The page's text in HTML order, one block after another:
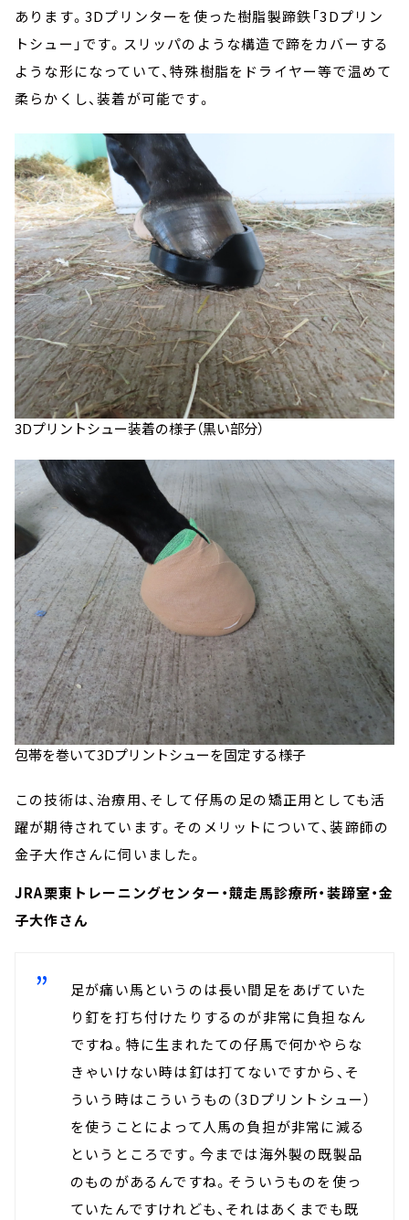
あります。3Dプリンターを使った樹脂製蹄鉄「3Dプリン
トシュー」です。スリッパのような構造で蹄をカバーする
ような形になっていて、特殊樹脂をドライヤー等で温めて
柔らかくし、装着が可能です。
3Dプリントシュー装着の様子（黒い部分）
包帯を巻いて3Dプリントシューを固定する様子
この技術は、治療用、そして仔馬の足の矯正用としても活
躍が期待されています。そのメリットについて、装蹄師の
金子大作さんに伺いました。
JRA栗東トレーニングセンター・競走馬診療所・装蹄室・金
子大作さん
足が痛い馬というのは長い間足をあげていた
り釘を打ち付けたりするのが非常に負担なん
ですね。特に生まれたての仔馬で何かやらな
きゃいけない時は釘は打てないですから、そ
ういう時はこういうもの（3Dプリントシュー）
を使うことによって人馬の負担が非常に減る
というところです。今までは海外製の既製品
のものがあるんですね。そういうものを使っ
ていたんですけれども、それはあくまでも既